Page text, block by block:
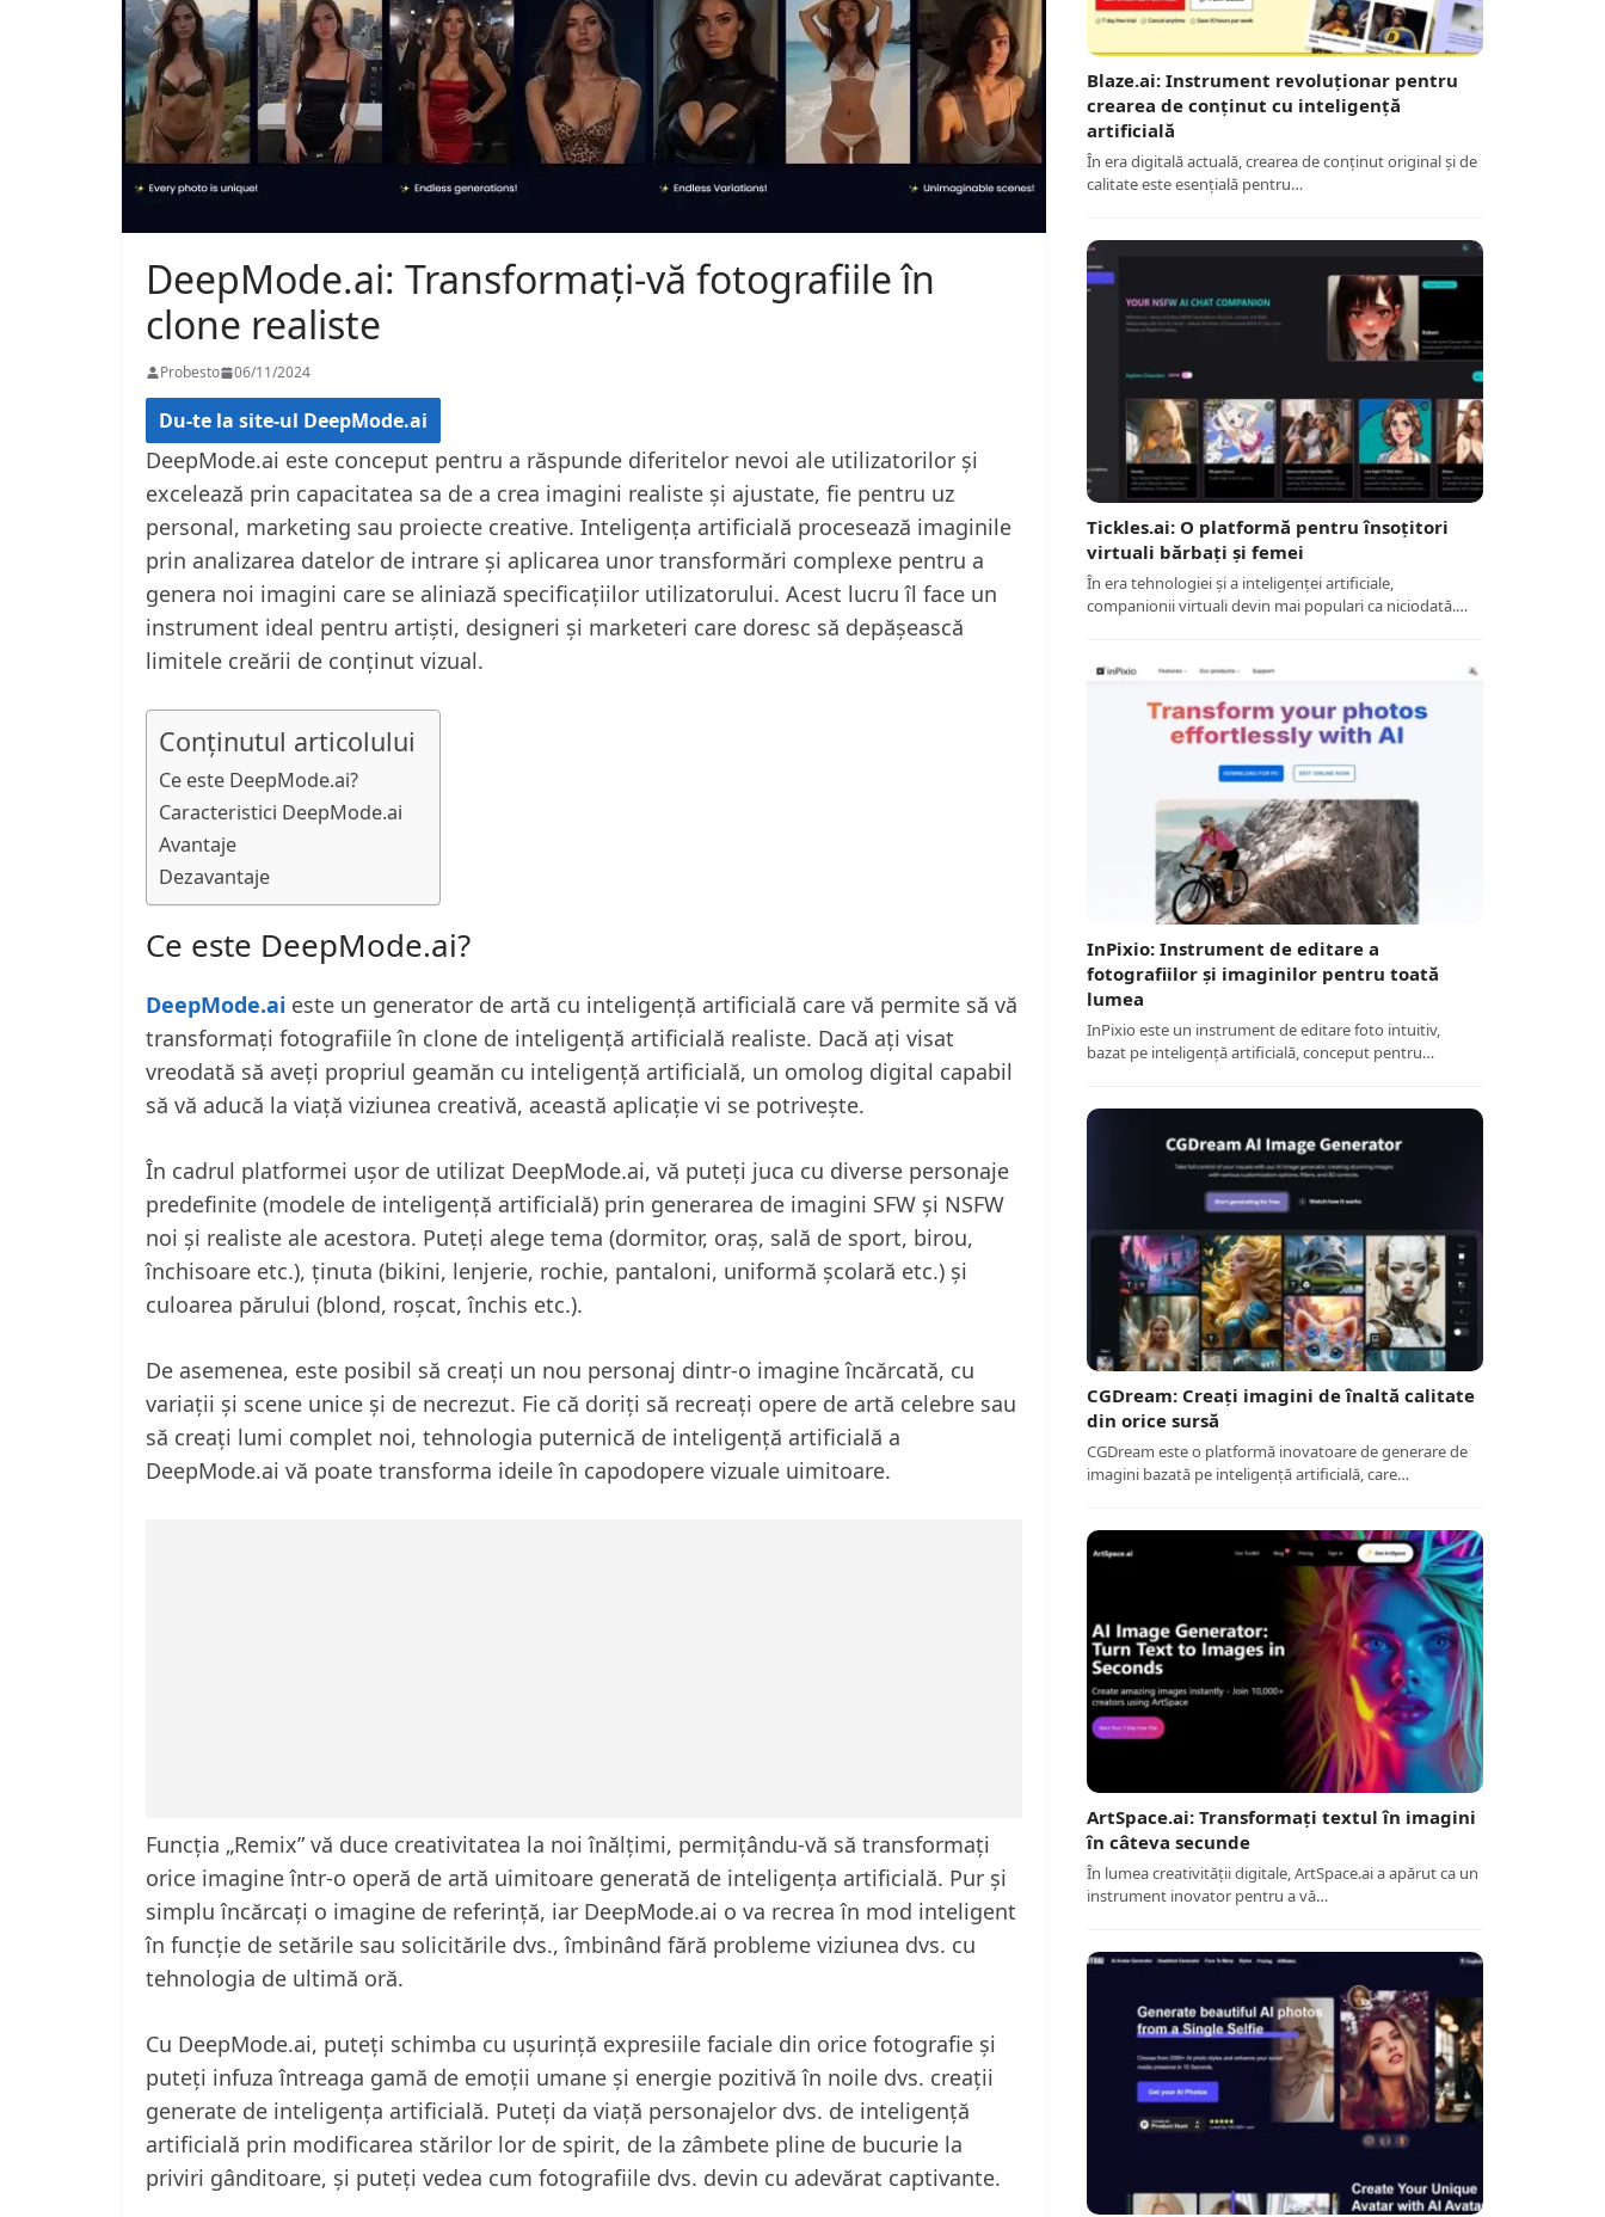
DeepMode.ai: Transformați-vă fotografiile în
clone realiste
Probesto 06/11/2024
Du-te la site-ul DeepMode.ai
DeepMode.ai este conceput pentru a răspunde diferitelor nevoi ale utilizatorilor și
excelează prin capacitatea sa de a crea imagini realiste și ajustate, fie pentru uz
personal, marketing sau proiecte creative. Inteligența artificială procesează imaginile
prin analizarea datelor de intrare și aplicarea unor transformări complexe pentru a
genera noi imagini care se aliniază specificațiilor utilizatorului. Acest lucru îl face un
instrument ideal pentru artiști, designeri și marketeri care doresc să depășească
limitele creării de conținut vizual.
Conținutul articolului
Ce este DeepMode.ai?
Caracteristici DeepMode.ai
Avantaje
Dezavantaje
Ce este DeepMode.ai?
DeepMode.ai este un generator de artă cu inteligență artificială care vă permite să vă
transformați fotografiile în clone de inteligență artificială realiste. Dacă ați visat
vreodată să aveți propriul geamăn cu inteligență artificială, un omolog digital capabil
să vă aducă la viață viziunea creativă, această aplicație vi se potrivește.
În cadrul platformei ușor de utilizat DeepMode.ai, vă puteți juca cu diverse personaje
predefinite (modele de inteligență artificială) prin generarea de imagini SFW și NSFW
noi și realiste ale acestora. Puteți alege tema (dormitor, oraș, sală de sport, birou,
închisoare etc.), ținuta (bikini, lenjerie, rochie, pantaloni, uniformă școlară etc.) și
culoarea părului (blond, roșcat, închis etc.).
De asemenea, este posibil să creați un nou personaj dintr-o imagine încărcată, cu
variații și scene unice și de necrezut. Fie că doriți să recreați opere de artă celebre sau
să creați lumi complet noi, tehnologia puternică de inteligență artificială a
DeepMode.ai vă poate transforma ideile în capodopere vizuale uimitoare.
Funcția „Remix” vă duce creativitatea la noi înălțimi, permițându-vă să transformați
orice imagine într-o operă de artă uimitoare generată de inteligența artificială. Pur și
simplu încărcați o imagine de referință, iar DeepMode.ai o va recrea în mod inteligent
în funcție de setările sau solicitările dvs., îmbinând fără probleme viziunea dvs. cu
tehnologia de ultimă oră.
Cu DeepMode.ai, puteți schimba cu ușurință expresiile faciale din orice fotografie și
puteți infuza întreaga gamă de emoții umane și energie pozitivă în noile dvs. creații
generate de inteligența artificială. Puteți da viață personajelor dvs. de inteligență
artificială prin modificarea stărilor lor de spirit, de la zâmbete pline de bucurie la
priviri gânditoare, și puteți vedea cum fotografiile dvs. devin cu adevărat captivante.
Blaze.ai: Instrument revoluționar pentru
crearea de conținut cu inteligență
artificială
În era digitală actuală, crearea de conținut original și de
calitate este esențială pentru…
Tickles.ai: O platformă pentru însoțitori
virtuali bărbați și femei
În era tehnologiei și a inteligenței artificiale,
companionii virtuali devin mai populari ca niciodată.…
InPixio: Instrument de editare a
fotografiilor și imaginilor pentru toată
lumea
InPixio este un instrument de editare foto intuitiv,
bazat pe inteligență artificială, conceput pentru…
CGDream: Creați imagini de înaltă calitate
din orice sursă
CGDream este o platformă inovatoare de generare de
imagini bazată pe inteligență artificială, care…
ArtSpace.ai: Transformați textul în imagini
în câteva secunde
În lumea creativității digitale, ArtSpace.ai a apărut ca un
instrument inovator pentru a vă…